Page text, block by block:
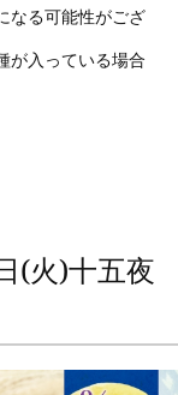
なる可能性がござ
が入っている場合
(火)十五夜